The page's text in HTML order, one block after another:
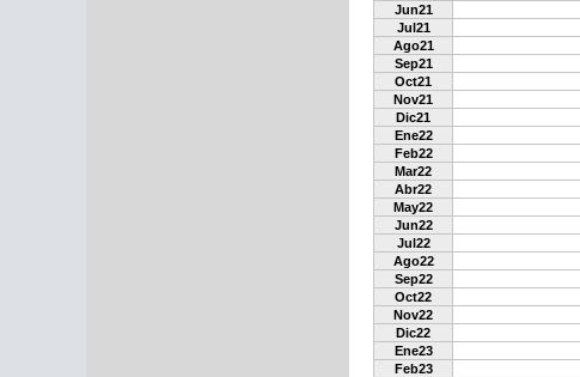
Jun21
Jul21
Ago21
Sep21
Oct21
Nov21
Dic21
Ene22
Feb22
Mar22
Abr22
May22
Jun22
Jul22
Ago22
Sep22
Oct22
Nov22
Dic22
Ene23
Feb23